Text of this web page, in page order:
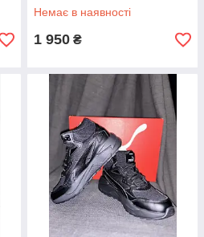
Немає в наявності
1 950 ₴